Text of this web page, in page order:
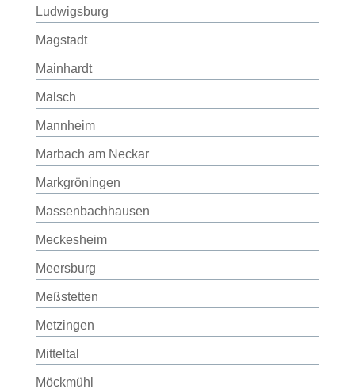
Ludwigsburg
Magstadt
Mainhardt
Malsch
Mannheim
Marbach am Neckar
Markgröningen
Massenbachhausen
Meckesheim
Meersburg
Meßstetten
Metzingen
Mitteltal
Möckmühl